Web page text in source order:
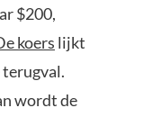
$200,
koers lijkt
wordt de